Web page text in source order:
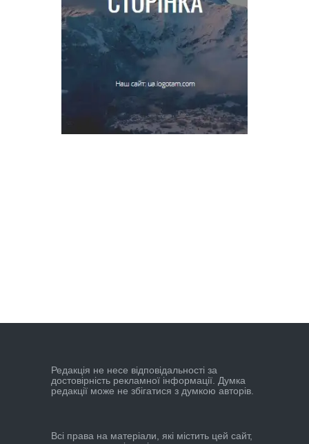
Редакцiя не несе вiдповiдальностi за
достовiрнiсть рекламної iнформацiї. Думка
редакцiї може не збiгатися з думкою авторiв.
Всі права на матеріали, які містить цей сайт,